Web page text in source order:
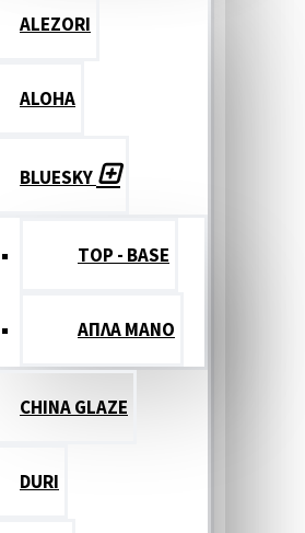
ALEZORI
ALOHA
BLUESKY
TOP - BASE
ΑΠΛΑ ΜΑΝΟ
CHINA GLAZE
DURI